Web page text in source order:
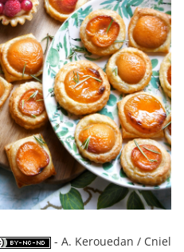
- A. Kerouedan / Cniel